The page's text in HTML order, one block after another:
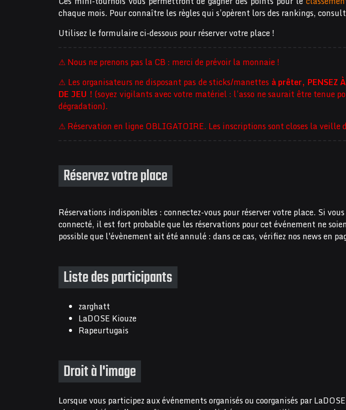
chaque mois. Pour connaître les règles qui s’opèrent lors des rankings,
Utilisez le formulaire ci-dessous pour réserver votre place !
⚠ Nous ne prenons pas la CB : merci de prévoir la monnaie !
⚠ Les organisateurs ne disposant pas de sticks/manettes à prêter, PENSEZ
DE JEU ! (soyez vigilants avec votre matériel : l’asso ne saurait être tenue
dégradation).
⚠ Réservation en ligne OBLIGATOIRE. Les inscriptions sont closes la veille
Réservez votre place
Réservations indisponibles : connectez-vous pour réserver votre place. Si
connecté, il est fort probable que les réservations pour cet événement ne
possible que l'évènement ait été annulé : dans ce cas, vérifiez nos news en
Liste des participants
zarghatt
LaDOSE Kiouze
Rapeurtugais
Droit à l'image
Lorsque vous participez aux événements organisés ou coorganisés par